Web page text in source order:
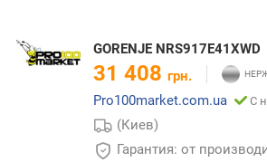
GORENJE NRS917E41XWD
31 408 грн.
Pro100market.com.ua
С
(Киев)
Гарантия: от